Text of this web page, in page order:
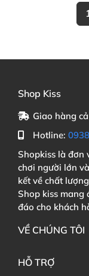
Shop Kiss
Giao hàng
Hotline:
Shopkiss là đơn
chơi người lớn
kết về chất
Shop kiss mang
đáo cho khách
VỀ CHÚNG TÔI
HỖ TRỢ